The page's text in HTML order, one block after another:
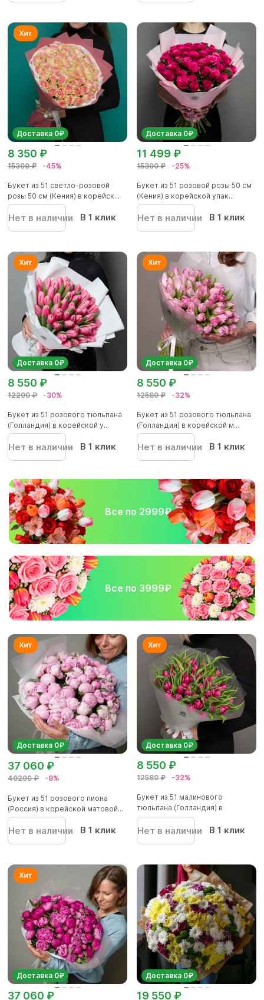
Доставка 0₽
15300 ₽ -45%
8 350 ₽
Букет из 51 светло-розовой
розы 50 см (Кения) в корейск...
Нет в наличии В 1 клик
Доставка 0₽
15300 ₽ -25%
11 499 ₽
Букет из 51 розовой розы 50 см
(Кения) в корейской упак...
Нет в наличии В 1 клик
Доставка 0₽
12200 ₽ -30%
8 550 ₽
Букет из 51 розового тюльпана
(Голландия) в корейской у...
Нет в наличии В 1 клик
Доставка 0₽
12580 ₽ -32%
8 550 ₽
Букет из 51 розового тюльпана
(Голландия) в корейской м...
Нет в наличии В 1 клик
Все по 2999₽
Все по 3999₽
Доставка 0₽
40200 ₽ -8%
37 060 ₽
Букет из 51 розового пиона
(Россия) в корейской матовой...
Нет в наличии В 1 клик
Доставка 0₽
12580 ₽ -32%
8 550 ₽
Букет из 51 малинового
тюльпана (Голландия) в
корейской...
Нет в наличии В 1 клик
Доставка 0₽
37 060 ₽
Доставка 0₽
19 550 ₽